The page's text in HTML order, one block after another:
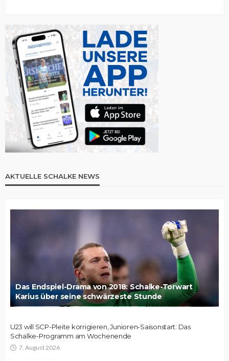
AKTUELLE SCHALKE NEWS
Das Endspiel-Drama von 2018: Schalke-Torwart
Karius über seine schwärzeste Stunde
U23 will SCP-Pleite korrigieren, Junioren-Saisonstart: Das
Schalke-Programm am Wochenende
7. August 2026